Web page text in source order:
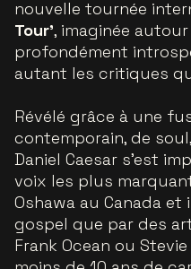
nouvelle tournée
Tour', imaginée
profondément
autant les critiques
Révélé grâce à une
contemporain, de
Daniel Caesar s’est
voix les plus
Oshawa au Canada
gospel que par des
Frank Ocean ou